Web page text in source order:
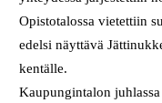
Opistotalossa vietettiin
edelsi näyttävä
kentälle.
Kaupungintalon